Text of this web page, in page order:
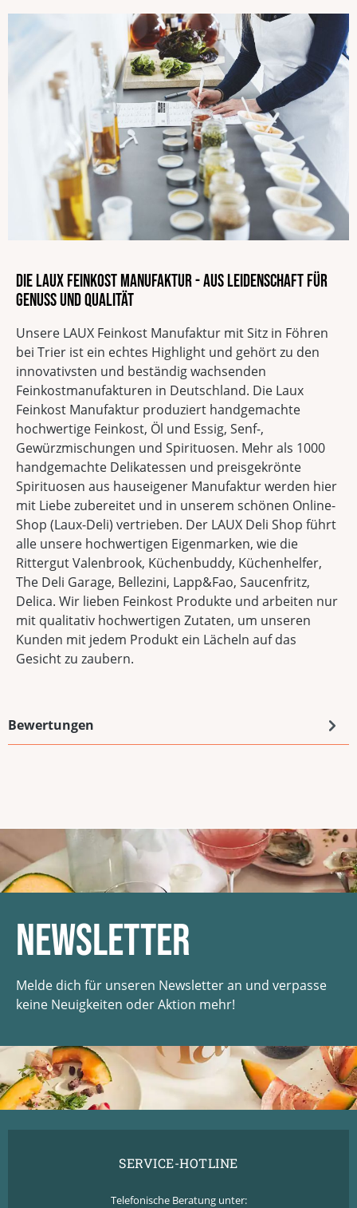
Die LAUX Feinkost Manufaktur - Aus Leidenschaft für
Genuss und Qualität
Unsere LAUX Feinkost Manufaktur mit Sitz in Föhren
bei Trier ist ein echtes Highlight und gehört zu den
innovativsten und beständig wachsenden
Feinkostmanufakturen in Deutschland. Die Laux
Feinkost Manufaktur produziert handgemachte
hochwertige Feinkost, Öl und Essig, Senf-,
Gewürzmischungen und Spirituosen. Mehr als 1000
handgemachte Delikatessen und preisgekrönte
Spirituosen aus hauseigener Manufaktur werden hier
mit Liebe zubereitet und in unserem schönen Online-
Shop (Laux-Deli) vertrieben. Der LAUX Deli Shop führt
alle unsere hochwertigen Eigenmarken, wie die
Rittergut Valenbrook, Küchenbuddy, Küchenhelfer,
The Deli Garage, Bellezini, Lapp&Fao, Saucenfritz,
Delica. Wir lieben Feinkost Produkte und arbeiten nur
mit qualitativ hochwertigen Zutaten, um unseren
Kunden mit jedem Produkt ein Lächeln auf das
Gesicht zu zaubern.
Bewertungen
Newsletter
Melde dich für unseren Newsletter an und verpasse
keine Neuigkeiten oder Aktion mehr!
SERVICE-HOTLINE
Telefonische Beratung unter: